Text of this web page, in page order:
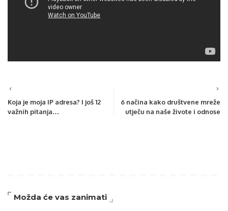
Koja je moja IP adresa? I još 12
važnih pitanja…
6 načina kako društvene mreže
utječu na naše živote i odnose
Možda će vas zanimati